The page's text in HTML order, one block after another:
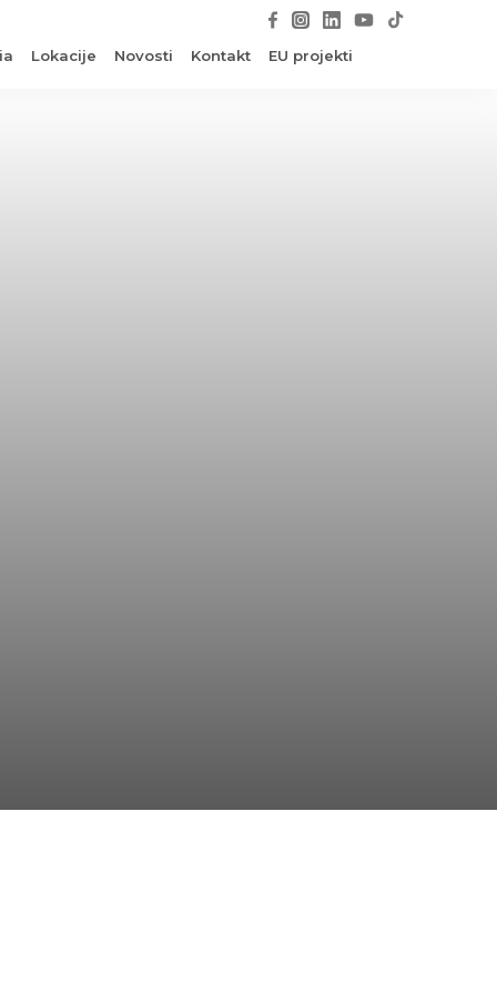
Lokacije Novosti Kontakt EU projekti